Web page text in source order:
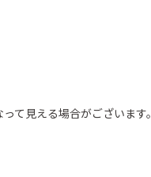
て見える場合がございます。